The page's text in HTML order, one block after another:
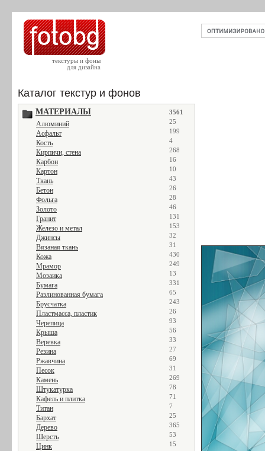
текстуры и фоны
для дизайна
Каталог текстур и фонов
МАТЕРИАЛЫ 3561
Алюминий 25
Асфальт 199
Кость 4
Кирпичи, стена 268
Карбон 16
Картон 10
Ткань 43
Бетон 26
Фольга 28
Золото 46
Гранит 131
Железо и метал 153
Джинсы 32
Вязаная ткань 31
Кожа 430
Мрамор 249
Мозаика 13
Бумага 331
Разлинованная бумага 65
Брусчатка 243
Пластмасса, пластик 26
Черепица 93
Крыша 56
Веревка 33
Резина 27
Ржавчина 69
Песок 31
Камень 269
Штукатурка 78
Кафель и плитка 71
Титан 7
Бархат 25
Дерево 365
Шерсть 53
Цинк 15